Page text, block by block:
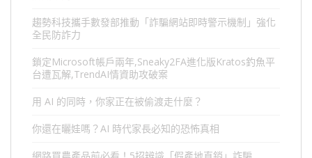
趨勢科技攜手數發部推動「詐騙網站即時警示機制」強化
全民防詐力
鎖定Microsoft帳戶兩年,Sneaky2FA進化版Kratos釣魚平
台遭瓦解,TrendAI情資助攻破案
用 AI 的同時，你家正在被偷渡走什麼？
你還在曬娃嗎？AI 時代家長必知的恐怖真相